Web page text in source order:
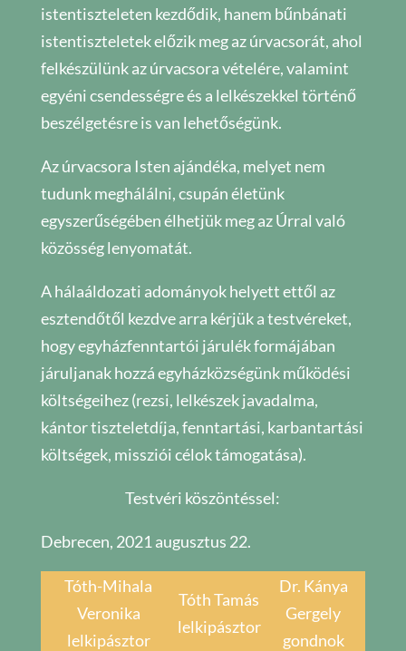
istentiszteleten kezdődik, hanem bűnbánati
istentiszteletek előzik meg az úrvacsorát, ahol
felkészülünk az úrvacsora vételére, valamint
egyéni csendességre és a lelkészekkel történő
beszélgetésre is van lehetőségünk.
Az úrvacsora Isten ajándéka, melyet nem
tudunk meghálálni, csupán életünk
egyszerűségében élhetjük meg az Úrral való
közösség lenyomatát.
A hálaáldozati adományok helyett ettől az
esztendőtől kezdve arra kérjük a testvéreket,
hogy egyházfenntartói járulék formájában
járuljanak hozzá egyházközségünk működési
költségeihez (rezsi, lelkészek javadalma,
kántor tiszteletdíja, fenntartási, karbantartási
költségek, missziói célok támogatása).
Testvéri köszöntéssel:
Debrecen, 2021 augusztus 22.
Tóth-Mihala
Veronika
lelkipásztor
Tóth Tamás
lelkipásztor
Dr. Kánya
Gergely
gondnok